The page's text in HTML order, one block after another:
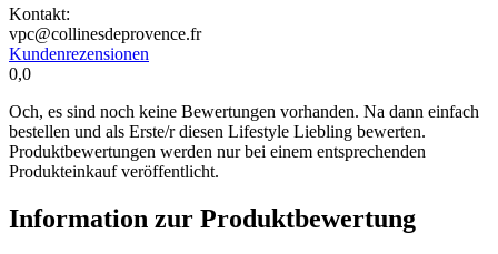
Kontakt:
vpc@collinesdeprovence.fr
Kundenrezensionen
0,0
Och, es sind noch keine Bewertungen vorhanden. Na dann einfach
bestellen und als Erste/r diesen Lifestyle Liebling bewerten.
Produktbewertungen werden nur bei einem entsprechenden
Produkteinkauf veröffentlicht.
Information zur Produktbewertung